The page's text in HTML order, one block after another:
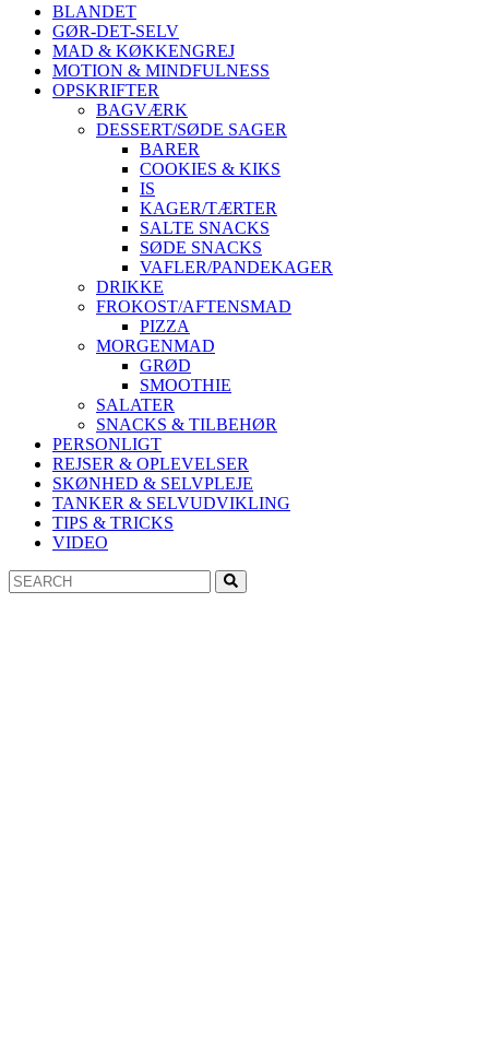
BLANDET
GØR-DET-SELV
MAD & KØKKENGREJ
MOTION & MINDFULNESS
OPSKRIFTER
BAGVÆRK
DESSERT/SØDE SAGER
BARER
COOKIES & KIKS
IS
KAGER/TÆRTER
SALTE SNACKS
SØDE SNACKS
VAFLER/PANDEKAGER
DRIKKE
FROKOST/AFTENSMAD
PIZZA
MORGENMAD
GRØD
SMOOTHIE
SALATER
SNACKS & TILBEHØR
PERSONLIGT
REJSER & OPLEVELSER
SKØNHED & SELVPLEJE
TANKER & SELVUDVIKLING
TIPS & TRICKS
VIDEO
Search
for: